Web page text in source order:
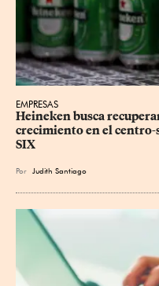
EMPRESAS
Heineken busca
crecimiento en el centro-
SIX
Por Judith Santiago